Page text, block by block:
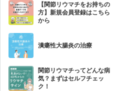
【関節リウマチをお持ちの
方】新規会員登録はこちら
から
潰瘍性大腸炎の治療
関節リウマチってどんな病
気？まずはセルフチェッ
ク！